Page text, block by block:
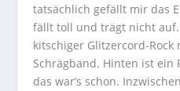
tatsächlich gefällt mir das
fällt toll und trägt nicht
kitschiger Glitzercord-Rock
Schrägband. Hinten ist ein
das war’s schon.